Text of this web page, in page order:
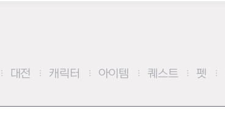
대전 캐릭터 아이템 퀘스트 펫